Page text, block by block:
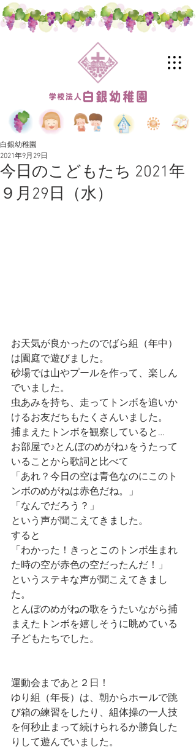
今日のこどもたち 2021年
９月29日（水）
白銀幼稚園
2021年9月29日
お天気が良かったのでばら組（年中）
は園庭で遊びました。
砂場では山やプールを作って、楽しん
でいました。
虫あみを持ち、走ってトンボを追いか
けるお友だちもたくさんいました。
捕まえたトンボを観察していると…
お部屋で♪とんぼのめがね♪をうたって
いることから歌詞と比べて
「あれ？今日の空は青色なのにこのト
ンボのめがねは赤色だね。」
「なんでだろう？」
という声が聞こえてきました。
すると
「わかった！きっとこのトンボ生まれ
た時の空が赤色の空だったんだ！」
というステキな声が聞こえてきまし
た。
とんぼのめがねの歌をうたいながら捕
まえたトンボを嬉しそうに眺めている
子どもたちでした。
運動会まであと２日！
ゆり組（年長）は、朝からホールで跳
び箱の練習をしたり、組体操の一人技
を何秒止まって続けられるか勝負した
りして遊んでいました。